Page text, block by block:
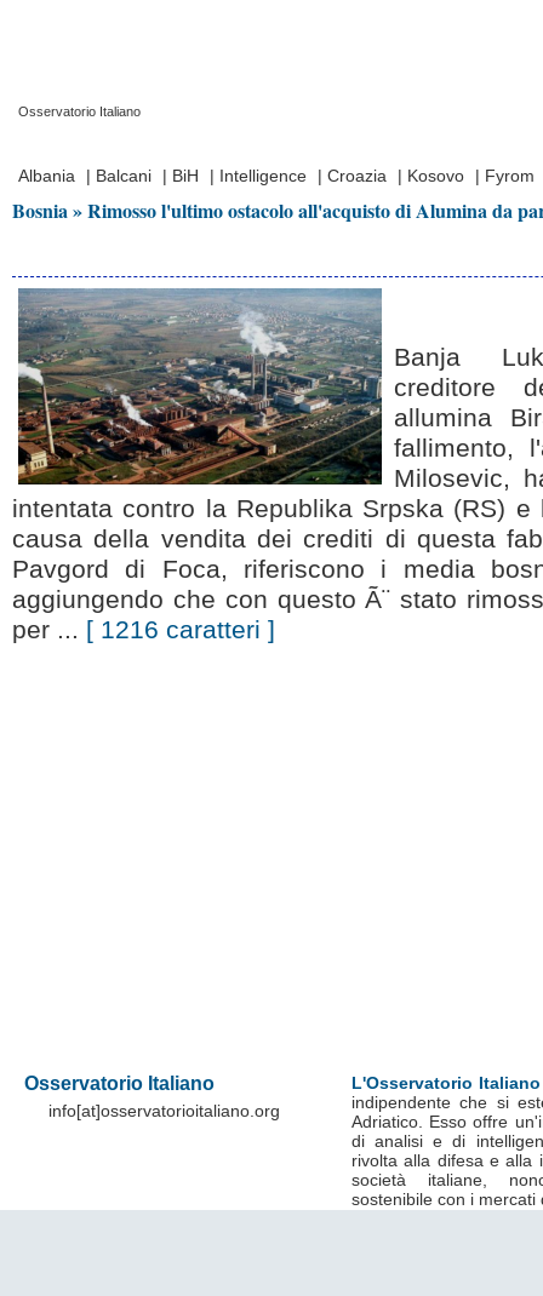
Osservatorio Italiano
Albania
| Balcani | BiH | Intelligence | Croazia | Kosovo | Fyrom
Bosnia » Rimosso l'ultimo ostacolo all'acquisto di Alumina da
Banja
creditore
allumina
fallimento,
Milosevic,
intentata contro la Republika Srpska (RS)
causa della vendita dei crediti di questa
Pavgord di Foca, riferiscono i media
aggiungendo che con questo Ã¨ stato
per ... [ 1216 caratteri ]
Osservatorio Italiano
info[at]osservatorioitaliano.org
L'Osservatorio Italiano
indipendente che si
Adriatico. Esso offre
di analisi e di
rivolta alla difesa e alla
società italiane,
sostenibile con i mercati